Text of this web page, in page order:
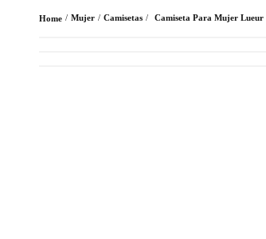
Mujer Camisetas Camiseta Para Mujer Lueur